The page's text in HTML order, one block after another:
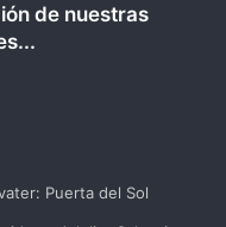
de nuestras
Puerta del Sol